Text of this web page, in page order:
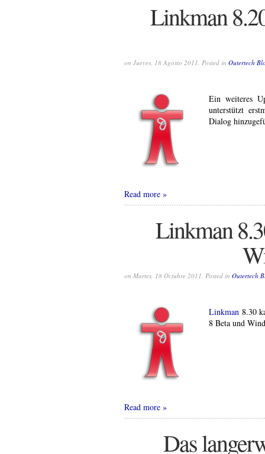
Linkman
on Jueves, 18 Agosto 2011. Posted in Outertech
Ein weiteres
unterstützt
Dialog
Read more
Linkman
on Martes, 18 Octubre 2011. Posted in Outertech
Linkman 8.30
8 Beta und
Read more
Das